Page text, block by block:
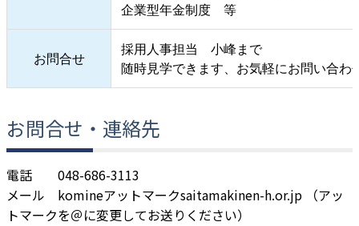
企業型年金制度 等
お問合せ
採用人事担当 小峰まで
随時見学できます、お気軽にお問い合わ
お問合せ・ 連絡先
電話 048-686-3113
メール komineアットマークsaitamakinen-h.or.jp （アッ
トマークを＠に変更してお送りください）